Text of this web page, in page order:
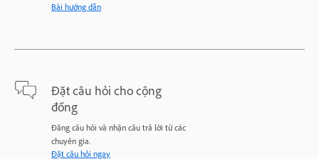
Bài hướng dẫn
Đặt câu hỏi cho cộng
đồng
Đăng câu hỏi và nhận câu trả lời từ các
chuyên gia.
Đặt câu hỏi ngay